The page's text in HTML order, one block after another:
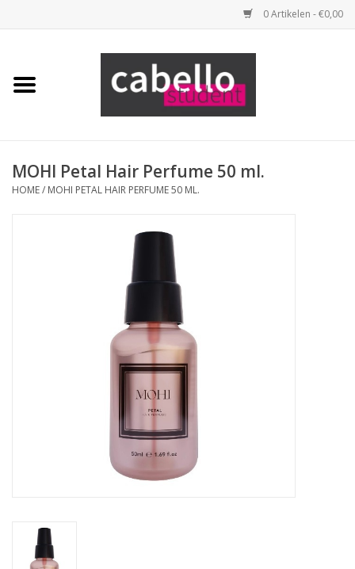
0 Artikelen - €0,00
Home
Opleidingspakketten
Benodigdheden
MOHI Petal Hair Perfume 50 ml.
HOME/ MOHI PETAL HAIR PERFUME 50 ML.